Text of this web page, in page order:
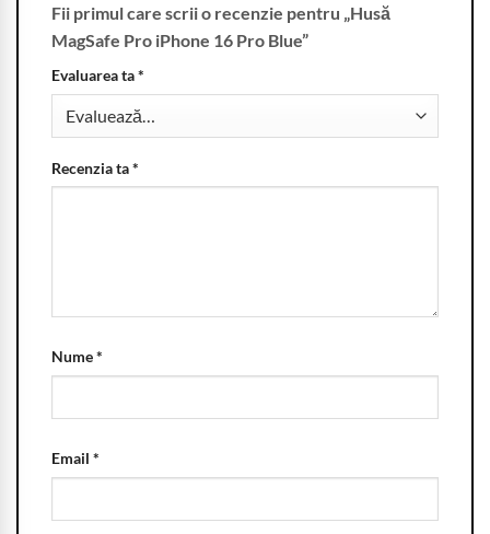
Fii primul care scrii o recenzie pentru „Husă
MagSafe Pro iPhone 16 Pro Blue”
Evaluarea ta*
Recenzia ta*
Nume*
Email *